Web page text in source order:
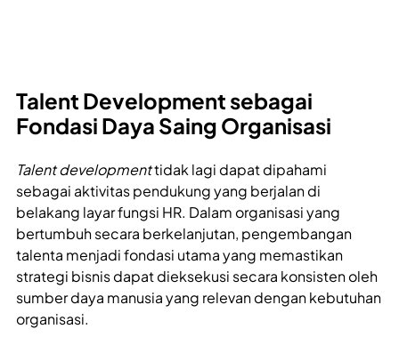
Talent Development sebagai
Fondasi Daya Saing Organisasi
Talent developmenttidak lagi dapat dipahami
sebagai aktivitas pendukung yang berjalan di
belakang layar fungsi HR. Dalam organisasi yang
bertumbuh secara berkelanjutan, pengembangan
talenta menjadi fondasi utama yang memastikan
strategi bisnis dapat dieksekusi secara konsisten oleh
sumber daya manusia yang relevan dengan kebutuhan
organisasi.